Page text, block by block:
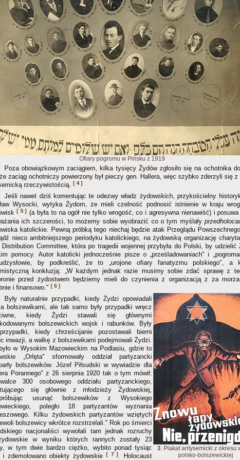
Ofiary pogromu w Pińsku z 1919
Poza obowiązkowym zaciągiem, kilka tysięcy Żydów zgłosiło się na ochotnika
zaciąg ochotniczy powierzony był pieczy gen. Hallera, więc szybko zderzyli się z
rzeczywistością.
[ 4 ]
Jeśli nawet dziś komentując te odezwy władz żydowskich, przykościelny
Wysocki, wytyka Żydom, że mieli czelność podnosić istnienie w kraju
[ 5 ] (a była to na ogół nie tylko wrogość, co i agresywna nienawiść) i
ich szczerości, to możemy sobie wyobrazić co o tym myślały
katolickie. Pewną próbką tego niechaj będzie atak Przeglądu
nieco ambitniejszego periodyku katolickiego, na żydowską organizację
Distribution Committee, która po tragedii wojennej przybyła do Polski, by udzielić
pomocy. Autor katolicki jednocześnie pisze o „prześladowaniach" i
by podkreślić, że to „urojone ofiary fanatyzmu polskiego", a
konkluzją: „W każdym jednak razie musimy sobie zdać sprawę z
przed żydostwem będziemy mieli do czynienia z organizacją z za
i finansowo." [ 6 ]
3. Plakat antysemicki z okresu
polsko-bolszewickiej
Były naturalnie przypadki, kiedy Żydzi opowiadali
bolszewikami, ale tak samo były przypadki wręcz
kiedy Żydzi stawali się głównymi
bolszewickich wojsk i rabunków. Były
kiedy chrześcijanie pozostawali bierni
inwazji, a walkę z bolszewikami podejmowali Żydzi.
w Wysokim Mazowieckim na Podlasiu, gdzie to
„Orlęta" sformowały oddział partyzancki
bolszewików. Józef Piłsudski w wywiadzie dla
Porannego" z 26 sierpnia 1920 tak o tym mówił:
300 osobowego oddziału partyzanckiego,
się głównie z młodzieży Żydowskiej,
usunąć bolszewików z Wysokiego
poległo 18 partyzantów wyznania
Kilku żydowskich partyzantów wziętych
bolszewicy wkrótce rozstrzelali." Rok po śmierci
nacjonaliści wywołali tam jednak rozruchy
w wyniku których rannych zostały 23
w tym dwie bardzo ciężko, wybito ponad tysiąc
i zdemolowano obiekty żydowskie
[ 7 ]
. Holocaust